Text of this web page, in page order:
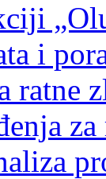
i
ratne